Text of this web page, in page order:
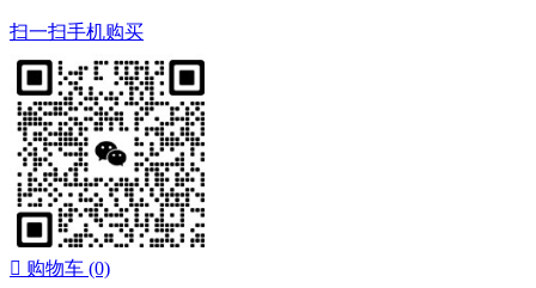
扫一扫手机购买
 购物车 (0)